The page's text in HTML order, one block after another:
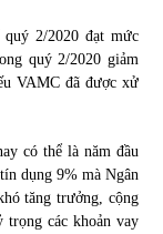
2/2020 đạt mức
quý 2/2020 giảm
VAMC đã được xử
có thể là năm đầu
dụng 9% mà Ngân
tăng trưởng, cộng
các khoản vay